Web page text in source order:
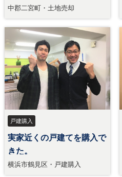
言葉。
中郡二宮町・土地売却
戸建購入
実家近くの戸建てを購入で
きた。
横浜市鶴見区・戸建購入